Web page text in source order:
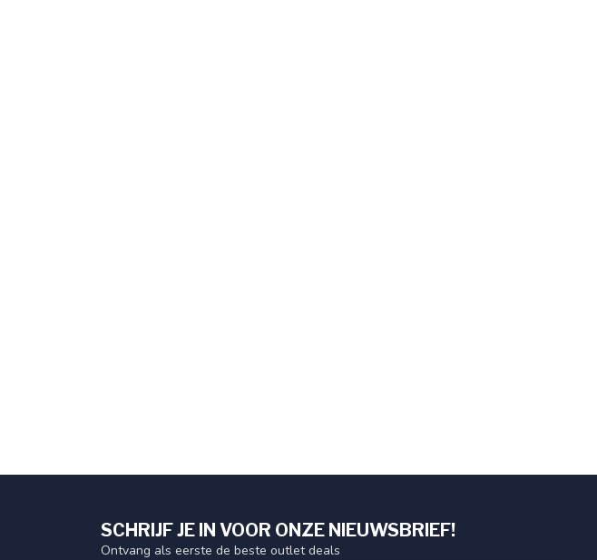
SCHRIJF JE IN VOOR ONZE NIEUWSBRIEF!
Ontvang als eerste de beste outlet deals